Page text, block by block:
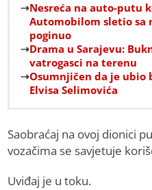
Nesreća na auto-putu
Automobilom sletio sa
poginuo
Drama u Sarajevu:
vatrogasci na terenu
Osumnjičen da je ubio
Elvisa Selimovića
Saobraćaj na ovoj dionici
vozačima se savjetuje
Uviđaj je u toku.